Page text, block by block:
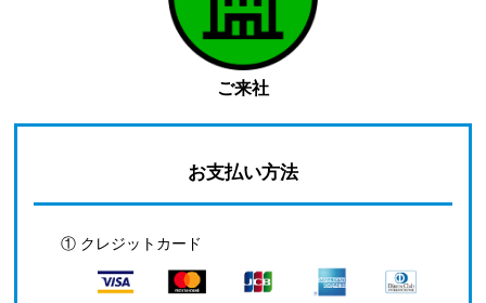
ご来社
お支払い方法
① クレジットカード